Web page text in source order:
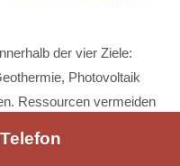
der vier Ziele:
Photovoltaik
Ressourcen vermeiden
Kunststoffe und
reduzieren – konkret: